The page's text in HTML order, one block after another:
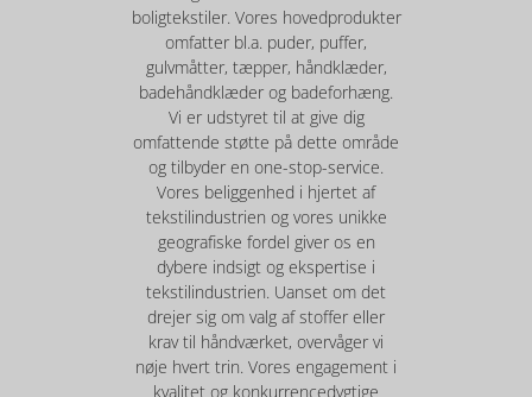
boligtekstiler. Vores hovedprodukter
omfatter bl.a. puder, puffer,
gulvmåtter, tæpper, håndklæder,
badehåndklæder og badeforhæng.
Vi er udstyret til at give dig
omfattende støtte på dette område
og tilbyder en one-stop-service.
Vores beliggenhed i hjertet af
tekstilindustrien og vores unikke
geografiske fordel giver os en
dybere indsigt og ekspertise i
tekstilindustrien. Uanset om det
drejer sig om valg af stoffer eller
krav til håndværket, overvåger vi
nøje hvert trin. Vores engagement i
kvalitet og konkurrencedygtige